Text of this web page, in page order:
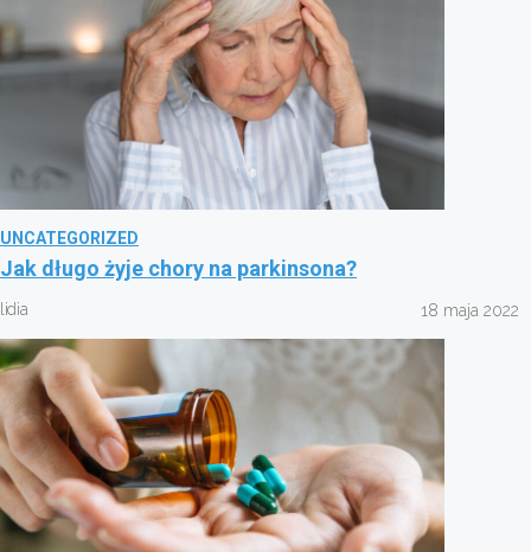
UNCATEGORIZED
Jak długo żyje chory na parkinsona?
lidia 18 maja 2022